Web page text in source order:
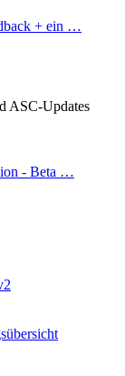
+ ein …
ASC-Updates
- Beta …